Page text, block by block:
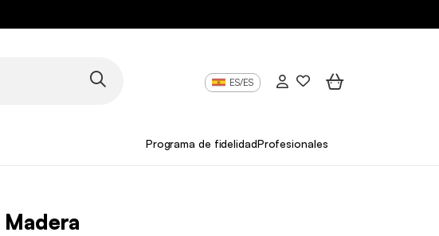
ES/ES
Programa de fidelidadProfesionales
Madera